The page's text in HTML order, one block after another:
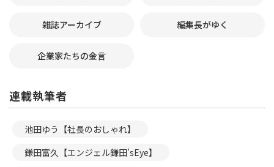
雑誌アーカイブ 編集長がゆく
企業家たちの金言
連載執筆者
池田ゆう【社長のおしゃれ】
鎌田富久【エンジェル鎌田’sEye】